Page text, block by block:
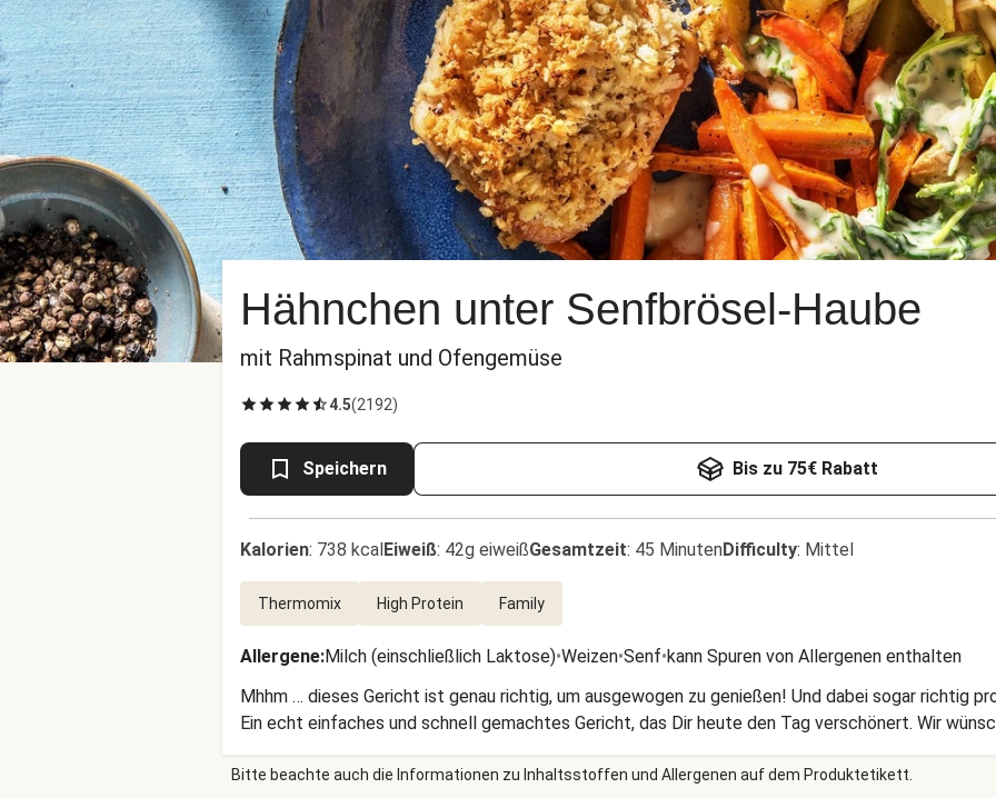
Hähnchen unter Senfbrösel-Haube
mit Rahmspinat und Ofengemüse
4.5(2192)
Speichern Bis zu 75€ Rabatt
Kalorien: 738 kcalEiweiß: 42g eiweißGesamtzeit: 45 MinutenDifficulty: Mittel
Thermomix High Protein Family
Allergene:Milch (einschließlich Laktose)•Weizen•Senf•kann Spuren von Allergenen enthalten
Mhhm … dieses Gericht ist genau richtig, um ausgewogen zu genießen! Und dabei sogar richtig
Ein echt einfaches und schnell gemachtes Gericht, das Dir heute den Tag verschönert. Wir
Bitte beachte auch die Informationen zu Inhaltsstoffen und Allergenen auf dem Produktetikett.